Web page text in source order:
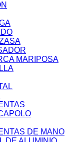
MARIPOSA
DE MANO